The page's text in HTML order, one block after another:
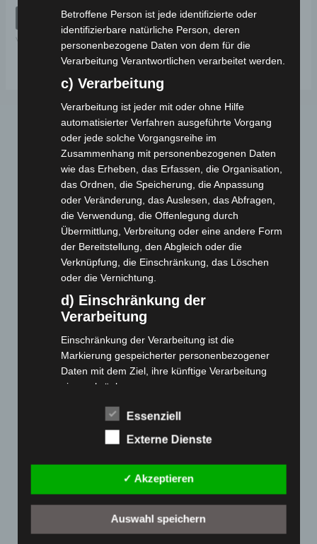
0
IN DEN WARENKORB
VS1
Webseite
Cashback-Aktion
Händler werden
Home
Gemeinsam spenden
Kontakt
Reklamation einreichen
Produktpalette
Elektro-Klappräder
Elektro-Lastendreiräder
Betroffene Person ist jede identifizierte oder
identifizierbare natürliche Person, deren
personenbezogene Daten von dem für die
Verarbeitung Verantwortlichen verarbeitet werden.
c) Verarbeitung
Verarbeitung ist jeder mit oder ohne Hilfe
automatisierter Verfahren ausgeführte Vorgang
oder jede solche Vorgangsreihe im
Zusammenhang mit personenbezogenen Daten
wie das Erheben, das Erfassen, die Organisation,
das Ordnen, die Speicherung, die Anpassung
oder Veränderung, das Auslesen, das Abfragen,
die Verwendung, die Offenlegung durch
Übermittlung, Verbreitung oder eine andere Form
der Bereitstellung, den Abgleich oder die
Verknüpfung, die Einschränkung, das Löschen
oder die Vernichtung.
d) Einschränkung der
Verarbeitung
Einschränkung der Verarbeitung ist die
Markierung gespeicherter personenbezogener
Daten mit dem Ziel, ihre künftige Verarbeitung
einzuschränken.
e) Profiling
Profiling ist jede Art der automatisierten
Verarbeitung personenbezogener Daten, die darin
besteht, dass diese personenbezogenen Daten
verwendet werden, um bestimmte persönliche
Aspekte, die sich auf eine natürliche Person
Aspekte bezüglich Arbeitsleistung, wirtschaftlicher
Essenziell
Externe Dienste
✓ Akzeptieren
Auswahl speichern